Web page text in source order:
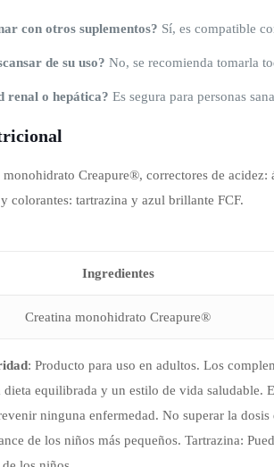
con otros suplementos? Sí, es compatible
de su uso? No, se recomienda tomarla
renal o hepática? Es segura para personas
monohidrato Creapure®, correctores de
colorantes: tartrazina y azul brillante FCF.
Ingredientes
Creatina monohidrato Creapure®
: Producto para uso en adultos. Los
equilibrada y un estilo de vida saludable.
ninguna enfermedad. No superar la dosis
de los niños más pequeños. Tartrazina: